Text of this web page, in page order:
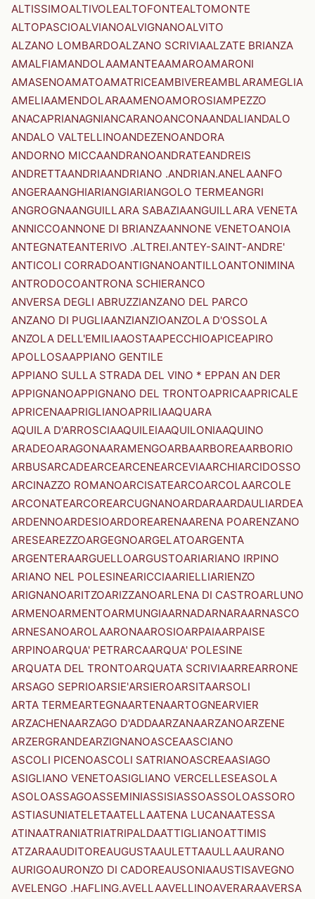
ALTISSIMOALTIVOLEALTOFONTEALTOMONTE
ALTOPASCIOALVIANOALVIGNANOALVITO
ALZANO LOMBARDOALZANO SCRIVIAALZATE BRIANZA
AMALFIAMANDOLAAMANTEAAMAROAMARONI
AMASENOAMATOAMATRICEAMBIVEREAMBLARAMEGLIA
AMELIAAMENDOLARAAMENOAMOROSIAMPEZZO
ANACAPRIANAGNIANCARANOANCONAANDALIANDALO
ANDALO VALTELLINOANDEZENOANDORA
ANDORNO MICCAANDRANOANDRATEANDREIS
ANDRETTAANDRIAANDRIANO .ANDRIAN.ANELAANFO
ANGERAANGHIARIANGIARIANGOLO TERMEANGRI
ANGROGNAANGUILLARA SABAZIAANGUILLARA VENETA
ANNICCOANNONE DI BRIANZAANNONE VENETOANOIA
ANTEGNATEANTERIVO .ALTREI.ANTEY-SAINT-ANDRE'
ANTICOLI CORRADOANTIGNANOANTILLOANTONIMINA
ANTRODOCOANTRONA SCHIERANCO
ANVERSA DEGLI ABRUZZIANZANO DEL PARCO
ANZANO DI PUGLIAANZIANZIOANZOLA D'OSSOLA
ANZOLA DELL'EMILIAAOSTAAPECCHIOAPICEAPIRO
APOLLOSAAPPIANO GENTILE
APPIANO SULLA STRADA DEL VINO * EPPAN AN DER
APPIGNANOAPPIGNANO DEL TRONTOAPRICAAPRICALE
APRICENAAPRIGLIANOAPRILIAAQUARA
AQUILA D'ARROSCIAAQUILEIAAQUILONIAAQUINO
ARADEOARAGONAARAMENGOARBAARBOREAARBORIO
ARBUSARCADEARCEARCENEARCEVIAARCHIARCIDOSSO
ARCINAZZO ROMANOARCISATEARCOARCOLAARCOLE
ARCONATEARCOREARCUGNANOARDARAARDAULIARDEA
ARDENNOARDESIOARDOREARENAARENA POARENZANO
ARESEAREZZOARGEGNOARGELATOARGENTA
ARGENTERAARGUELLOARGUSTOARIARIANO IRPINO
ARIANO NEL POLESINEARICCIAARIELLIARIENZO
ARIGNANOARITZOARIZZANOARLENA DI CASTROARLUNO
ARMENOARMENTOARMUNGIAARNADARNARAARNASCO
ARNESANOAROLAARONAAROSIOARPAIAARPAISE
ARPINOARQUA' PETRARCAARQUA' POLESINE
ARQUATA DEL TRONTOARQUATA SCRIVIAARREARRONE
ARSAGO SEPRIOARSIE'ARSIEROARSITAARSOLI
ARTA TERMEARTEGNAARTENAARTOGNEARVIER
ARZACHENAARZAGO D'ADDAARZANAARZANOARZENE
ARZERGRANDEARZIGNANOASCEAASCIANO
ASCOLI PICENOASCOLI SATRIANOASCREAASIAGO
ASIGLIANO VENETOASIGLIANO VERCELLESEASOLA
ASOLOASSAGOASSEMINIASSISIASSOASSOLOASSORO
ASTIASUNIATELETAATELLAATENA LUCANAATESSA
ATINAATRANIATRIATRIPALDAATTIGLIANOATTIMIS
ATZARAAUDITOREAUGUSTAAULETTAAULLAAURANO
AURIGOAURONZO DI CADOREAUSONIAAUSTISAVEGNO
AVELENGO .HAFLING.AVELLAAVELLINOAVERARAAVERSA